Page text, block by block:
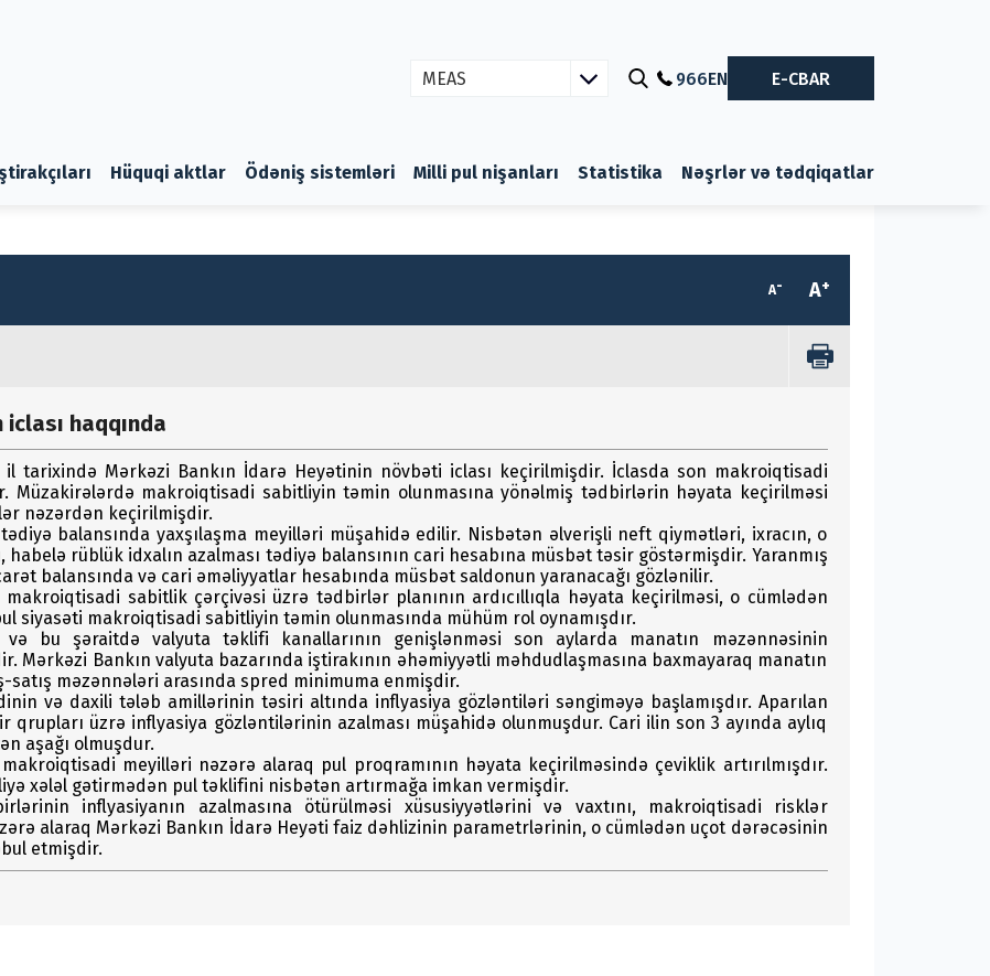
MEAS 966EN E-CBAR
Hüquqi aktlar Ödəniş sistemləri Milli pul nişanları Statistika Nəşrlər və tədqiqatlar
A- A+
haqqında
il tarixində Mərkəzi Bankın İdarə Heyətinin növbəti iclası keçirilmişdir. İclasda son makroiqtisadi
Müzakirələrdə makroiqtisadi sabitliyin təmin olunmasına yönəlmiş tədbirlərin həyata keçirilməsi
nəzərdən keçirilmişdir.
balansında yaxşılaşma meyilləri müşahidə edilir. Nisbətən əlverişli neft qiymətləri, ixracın, o
rüblük idxalın azalması tədiyə balansının cari hesabına müsbət təsir göstərmişdir. Yaranmış
balansında və cari əməliyyatlar hesabında müsbət saldonun yaranacağı gözlənilir.
sabitlik çərçivəsi üzrə tədbirlər planının ardıcıllıqla həyata keçirilməsi, o cümlədən
siyasəti makroiqtisadi sabitliyin təmin olunmasında mühüm rol oynamışdır.
və bu şəraitdə valyuta təklifi kanallarının genişlənməsi son aylarda manatın məzənnəsinin
Mərkəzi Bankın valyuta bazarında iştirakının əhəmiyyətli məhdudlaşmasına baxmayaraq manatın
satış məzənnələri arasında spred minimuma enmişdir.
və daxili tələb amillərinin təsiri altında inflyasiya gözləntiləri səngiməyə başlamışdır. Aparılan
üzrə inflyasiya gözləntilərinin azalması müşahidə olunmuşdur. Cari ilin son 3 ayında aylıq
aşağı olmuşdur.
meyilləri nəzərə alaraq pul proqramının həyata keçirilməsində çeviklik artırılmışdır.
xələl gətirmədən pul təklifini nisbətən artırmağa imkan vermişdir.
inflyasiyanın azalmasına ötürülməsi xüsusiyyətlərini və vaxtını, makroiqtisadi risklər
alaraq Mərkəzi Bankın İdarə Heyəti faiz dəhlizinin parametrlərinin, o cümlədən uçot dərəcəsinin
etmişdir.